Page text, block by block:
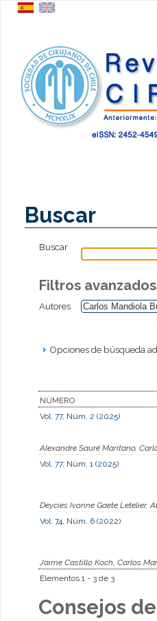
Buscar
Buscar
Filtros avanzados
Autores
Opciones de búsqueda
NÚMERO
Vol. 77, Núm. 2 (2025)
Alexandre Sauré Maritano,
Vol. 77, Núm. 1 (2025)
Deycies Ivonne Gaete Letelier,
Vol. 74, Núm. 6 (2022)
Jaime Castillo Koch, Carlos
Elementos 1 - 3 de 3
Consejos